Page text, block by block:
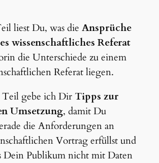
liest Du, was die Ansprüche
wissenschaftliches Referat
die Unterschiede zu einem
Referat liegen.
gebe ich Dir Tipps zur
Umsetzung, damit Du
die Anforderungen an
Vortrag erfüllst und
Dein Publikum nicht mit Daten